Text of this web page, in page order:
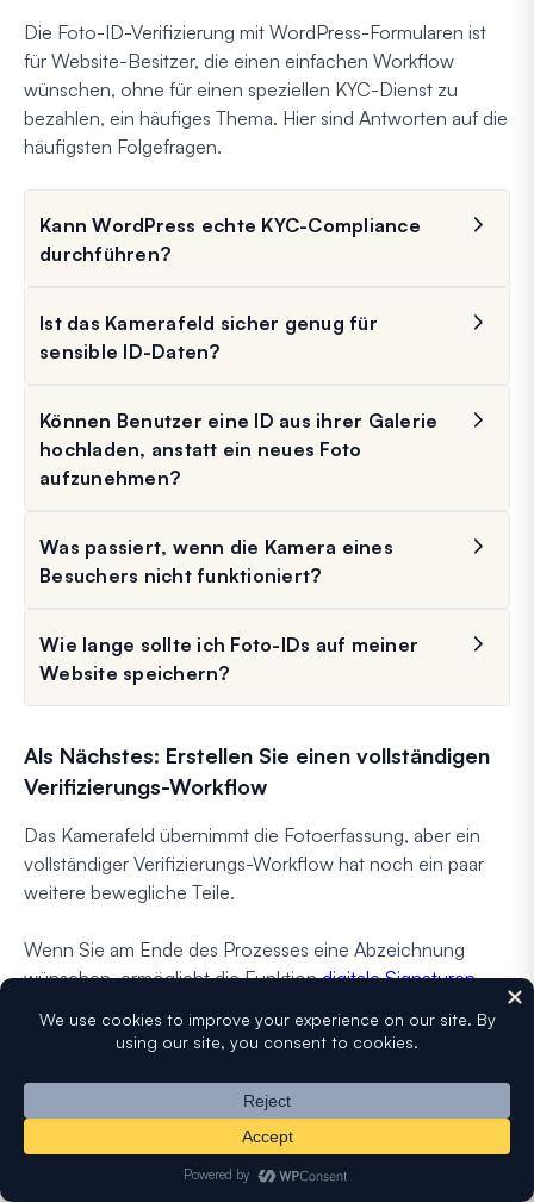
Die Foto-ID-Verifizierung mit WordPress-Formularen ist
für Website-Besitzer, die einen einfachen Workflow
wünschen, ohne für einen speziellen KYC-Dienst zu
bezahlen, ein häufiges Thema. Hier sind Antworten auf die
häufigsten Folgefragen.
Kann WordPress echte KYC-Compliance
durchführen?
Ist das Kamerafeld sicher genug für
sensible ID-Daten?
Können Benutzer eine ID aus ihrer Galerie
hochladen, anstatt ein neues Foto
aufzunehmen?
Was passiert, wenn die Kamera eines
Besuchers nicht funktioniert?
Wie lange sollte ich Foto-IDs auf meiner
Website speichern?
Als Nächstes: Erstellen Sie einen vollständigen
Verifizierungs-Workflow
Das Kamerafeld übernimmt die Fotoerfassung, aber ein
vollständiger Verifizierungs-Workflow hat noch ein paar
weitere bewegliche Teile.
Wenn Sie am Ende des Prozesses eine Abzeichnung
wünschen, ermöglicht die Funktiondigitale Signaturen
eine Bestätigungserklärung zu unterschreiben.
Für den altersgesteuerten Zugang, der über die
Identitätsprüfung hinausgeht, vergleicht die
ZusammenfassungAlter Verifizierungs-Plugins für
die dedizierten Tools nebeneinander.